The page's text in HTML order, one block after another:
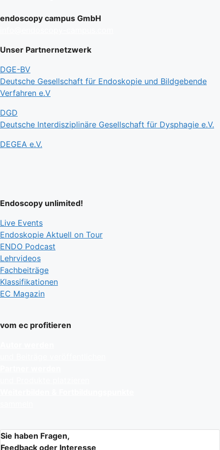
endoscopy campus GmbH
Unser Partnernetzwerk
DGE-BV
Deutsche Gesellschaft für Endoskopie und Bildgebende
Verfahren e.V
DGD
Deutsche Interdisziplinäre Gesellschaft für Dysphagie e.V.
DEGEA e.V.
Endoscopy unlimited!
Live Events
Endoskopie Aktuell on Tour
ENDO Podcast
Lehrvideos
Fachbeiträge
Klassifikationen
EC Magazin
vom ec profitieren
Sie haben Fragen,
Feedback oder Interesse